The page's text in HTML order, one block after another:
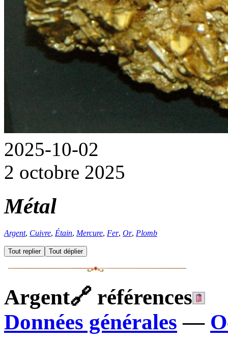
2025-10-02
2 octobre 2025
Métal
Argent, Cuivre, Étain, Mercure, Fer, Or, Plomb
Tout replier Tout déplier
Argent🔗 références
Données générales —